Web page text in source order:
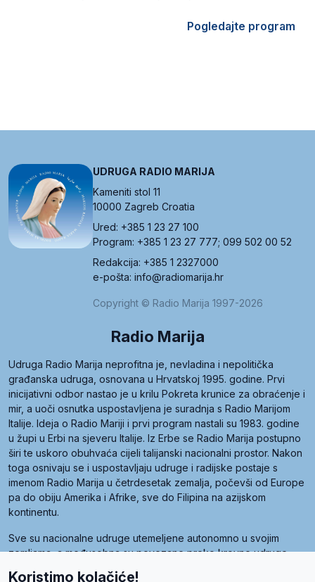
Pogledajte program
UDRUGA RADIO MARIJA
Kameniti stol 11
10000 Zagreb Croatia
Ured: +385 1 23 27 100
Program: +385 1 23 27 777; 099 502 00 52
Redakcija: +385 1 2327000
e-pošta: info@radiomarija.hr
Copyright © Radio Marija 1997-2026
Radio Marija
Udruga Radio Marija neprofitna je, nevladina i nepolitička
građanska udruga, osnovana u Hrvatskoj 1995. godine. Prvi
inicijativni odbor nastao je u krilu Pokreta krunice za obraćenje i
mir, a uoči osnutka uspostavljena je suradnja s Radio Marijom
Italije. Ideja o Radio Mariji i prvi program nastali su 1983. godine
u župi u Erbi na sjeveru Italije. Iz Erbe se Radio Marija postupno
širi te uskoro obuhvaća cijeli talijanski nacionalni prostor. Nakon
toga osnivaju se i uspostavljaju udruge i radijske postaje s
imenom Radio Marija u četrdesetak zemalja, počevši od Europe
pa do obiju Amerika i Afrike, sve do Filipina na azijskom
kontinentu.
Sve su nacionalne udruge utemeljene autonomno u svojim
zemljama, a međusobna su povezane preko krovne udruge
Koristimo kolačiće!